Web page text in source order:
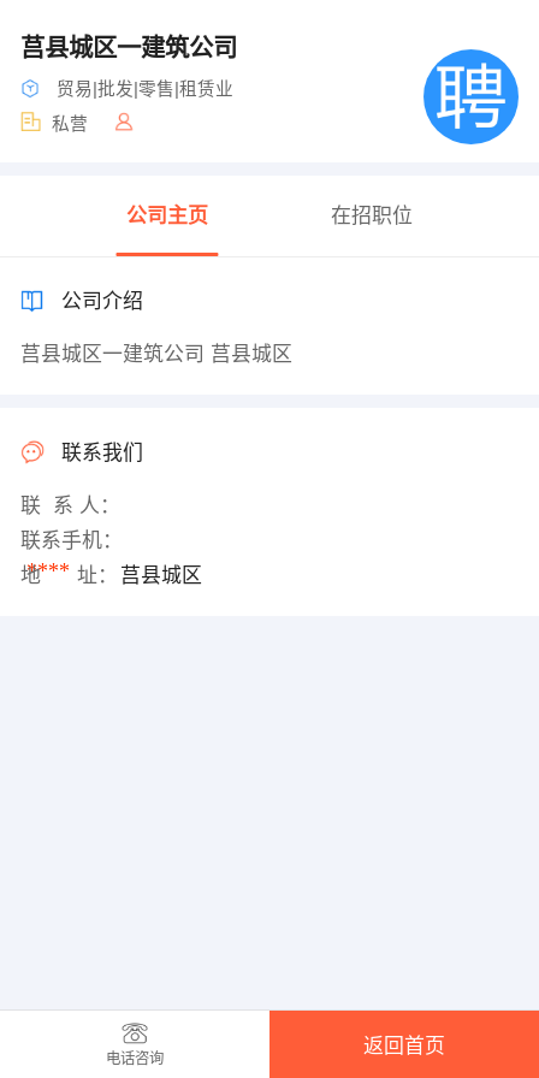
莒县城区一建筑公司
贸易|批发|零售|租赁业
私营
公司主页 在招职位
公司介绍
莒县城区一建筑公司 莒县城区
联系我们
联 系 人：
联系手机：
****
地 址： 莒县城区
电话咨询
返回首页